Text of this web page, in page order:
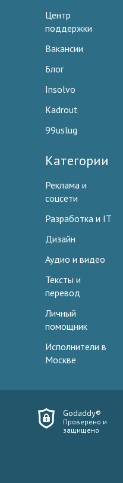
Центр
поддержки
Вакансии
Блог
Insolvo
Kadrout
99uslug
Категории
Реклама и
соцсети
Разработка и IT
Дизайн
Аудио и видео
Тексты и
перевод
Личный
помощник
Исполнители в
Москве
Godaddy®
Проверено и
защищено